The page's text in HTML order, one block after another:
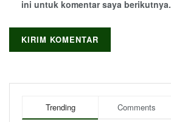
ini untuk komentar saya berikutnya.
Trending Comments